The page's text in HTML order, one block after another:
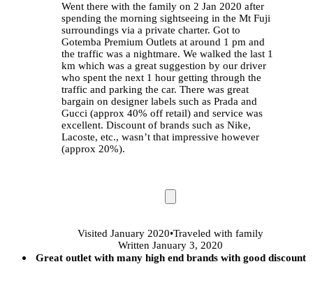
Went there with the family on 2 Jan 2020 after
spending the morning sightseeing in the Mt Fuji
surroundings via a private charter. Got to
Gotemba Premium Outlets at around 1 pm and
the traffic was a nightmare. We walked the last 1
km which was a great suggestion by our driver
who spent the next 1 hour getting through the
traffic and parking the car. There was great
bargain on designer labels such as Prada and
Gucci (approx 40% off retail) and service was
excellent. Discount of brands such as Nike,
Lacoste, etc., wasn’t that impressive however
(approx 20%).
Visited January 2020•Traveled with family
Written January 3, 2020
Great outlet with many high end brands with good discount